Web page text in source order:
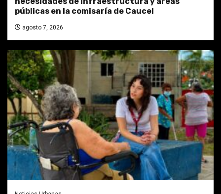
públicas en la comisaría de Caucel
agosto 7, 2026